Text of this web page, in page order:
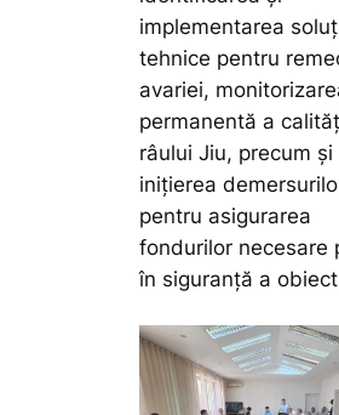
implementarea
tehnice pentru
avariei,
permanentă a
râului Jiu, precum și
inițierea
pentru asigurarea
fondurilor necesare
în siguranță a